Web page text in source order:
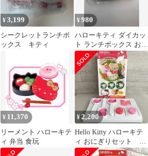
¥3,199
シークレットランチボ
ックス キティ
¥980
ハローキティ ダイカッ
ト ランチボックス お弁
当箱
¥ 11,370
リーメント ハローキテ
ィ 弁当 食玩
¥2,200
Hello Kitty ハローキテ
ィ おにぎりセット キ
ャラ弁 弁当 サンリオ